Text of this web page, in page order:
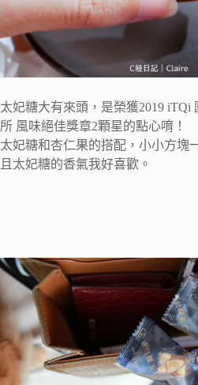
太妃糖大有來頭，是榮獲2019 iTQi
所 風味絕佳獎章2顆星的點心唷！
太妃糖和杏仁果的搭配，小小方塊
且太妃糖的香氣我好喜歡。